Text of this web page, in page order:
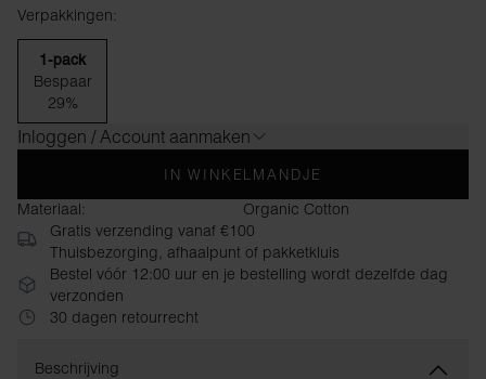
Verpakkingen:
1-pack
Bespaar
29%
Inloggen / Account aanmaken
IN WINKELMANDJE
Materiaal:
Organic Cotton
Gratis verzending vanaf €100
Thuisbezorging, afhaalpunt of pakketkluis
Bestel vóór 12:00 uur en je bestelling wordt dezelfde dag
verzonden
30 dagen retourrecht
Beschrijving